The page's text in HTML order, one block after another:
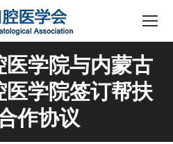
学院与内蒙古
医学院签订帮扶
作协议